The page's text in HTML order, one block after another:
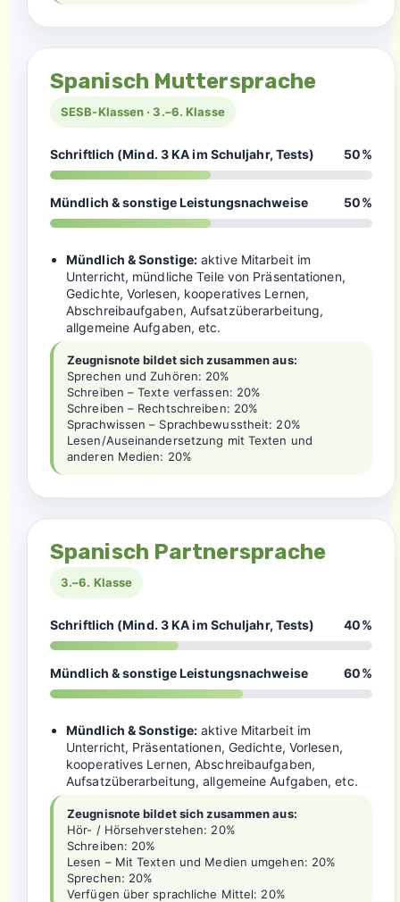
Spanisch Muttersprache
SESB-Klassen · 3.–6. Klasse
Schriftlich (Mind. 3 KA im Schuljahr, Tests) 50%
Mündlich & sonstige Leistungsnachweise 50%
Mündlich & Sonstige: aktive Mitarbeit im
Unterricht, mündliche Teile von Präsentationen,
Gedichte, Vorlesen, kooperatives Lernen,
Abschreibaufgaben, Aufsatzüberarbeitung,
allgemeine Aufgaben, etc.
Zeugnisnote bildet sich zusammen aus:
Sprechen und Zuhören: 20%
Schreiben – Texte verfassen: 20%
Schreiben – Rechtschreiben: 20%
Sprachwissen – Sprachbewusstheit: 20%
Lesen/Auseinandersetzung mit Texten und
anderen Medien: 20%
Spanisch Partnersprache
3.–6. Klasse
Schriftlich (Mind. 3 KA im Schuljahr, Tests) 40%
Mündlich & sonstige Leistungsnachweise 60%
Mündlich & Sonstige: aktive Mitarbeit im
Unterricht, Präsentationen, Gedichte, Vorlesen,
kooperatives Lernen, Abschreibaufgaben,
Aufsatzüberarbeitung, allgemeine Aufgaben, etc.
Zeugnisnote bildet sich zusammen aus:
Hör- / Hörsehverstehen: 20%
Schreiben: 20%
Lesen – Mit Texten und Medien umgehen: 20%
Sprechen: 20%
Verfügen über sprachliche Mittel: 20%